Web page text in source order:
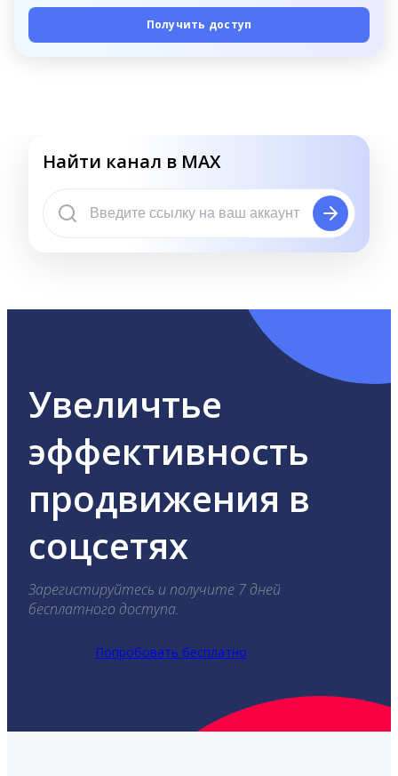
Получить доступ
Найти канал в MAX
Увеличтье
эффективность
продвижения в
соцсетях
Зарегистируйтесь и получите 7 дней
бесплатного доступа.
Попробовать бесплатно